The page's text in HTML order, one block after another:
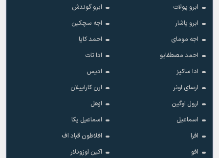
ابرو پولات
ابرو گوندش
ابرو یاشار
اجه سچکین
اجه مومای
احمد کایا
احمد مصطفایو
ادا تات
ادا ساکیز
ادیس
ارسای اونر
ارن کاراییلان
ارول اوگین
ازهل
اسماعیل
اسماعیل یکا
افرا
افلاطون قباد اف
افو
اکین اوزونلار